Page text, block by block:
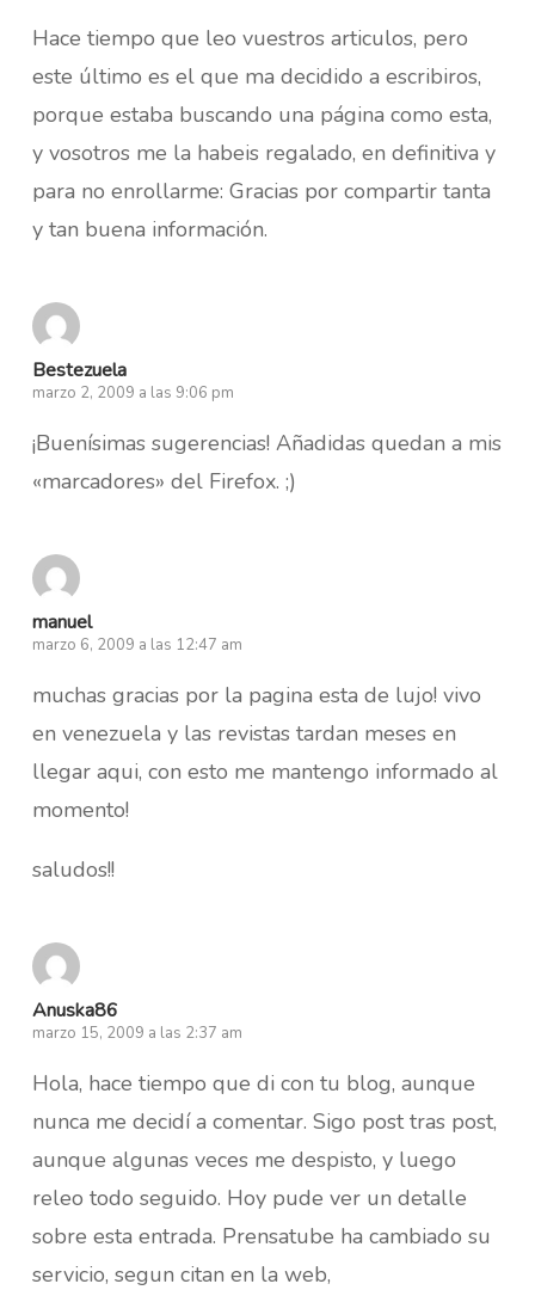
Hace tiempo que leo vuestros articulos, pero
este último es el que ma decidido a escribiros,
porque estaba buscando una página como esta,
y vosotros me la habeis regalado, en definitiva y
para no enrollarme: Gracias por compartir tanta
y tan buena información.
Bestezuela
marzo 2, 2009 a las 9:06 pm
¡Buenísimas sugerencias! Añadidas quedan a mis
«marcadores» del Firefox. ;)
manuel
marzo 6, 2009 a las 12:47 am
muchas gracias por la pagina esta de lujo! vivo
en venezuela y las revistas tardan meses en
llegar aqui, con esto me mantengo informado al
momento!
saludos!!
Anuska86
marzo 15, 2009 a las 2:37 am
Hola, hace tiempo que di con tu blog, aunque
nunca me decidí a comentar. Sigo post tras post,
aunque algunas veces me despisto, y luego
releo todo seguido. Hoy pude ver un detalle
sobre esta entrada. Prensatube ha cambiado su
servicio, segun citan en la web,